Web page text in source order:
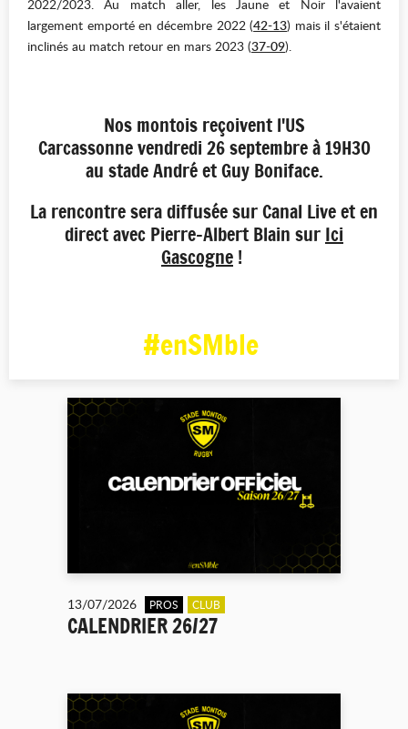
2022/2023. Au match aller, les Jaune et Noir l'avaient
largement emporté en décembre 2022 (42-13) mais il s'étaient
inclinés au match retour en mars 2023 (37-09).
Nos montois reçoivent l'US
Carcassonne vendredi 26 septembre à 19H30
au stade André et Guy Boniface.
La rencontre sera diffusée sur Canal Live et en
direct avec Pierre-Albert Blain sur Ici
Gascogne !
#enSMble
13/07/2026 PROS CLUB
CALENDRIER 26/27